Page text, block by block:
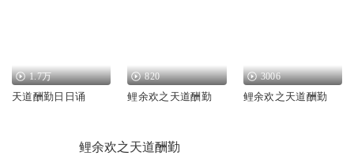
1.7万
天道酬勤日日诵
820
鲤余欢之天道酬勤
3006
鲤余欢之天道酬勤
鲤余欢之天道酬勤